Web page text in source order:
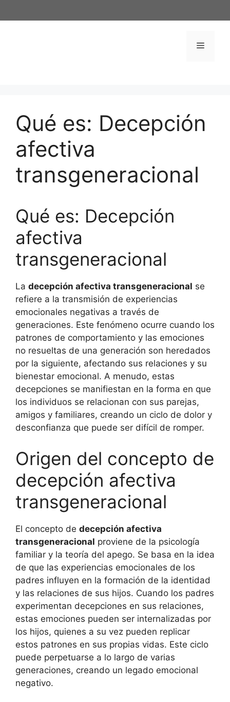
al
Menú
Qué es: Decepción
afectiva
transgeneracional
Qué es: Decepción
afectiva
transgeneracional
La decepción afectiva transgeneracional se
refiere a la transmisión de experiencias
emocionales negativas a través de
generaciones. Este fenómeno ocurre cuando los
patrones de comportamiento y las emociones
no resueltas de una generación son heredados
por la siguiente, afectando sus relaciones y su
bienestar emocional. A menudo, estas
decepciones se manifiestan en la forma en que
los individuos se relacionan con sus parejas,
amigos y familiares, creando un ciclo de dolor y
desconfianza que puede ser difícil de romper.
Origen del concepto de
decepción afectiva
transgeneracional
El concepto de decepción afectiva
transgeneracional proviene de la psicología
familiar y la teoría del apego. Se basa en la idea
de que las experiencias emocionales de los
padres influyen en la formación de la identidad
y las relaciones de sus hijos. Cuando los padres
experimentan decepciones en sus relaciones,
estas emociones pueden ser internalizadas por
los hijos, quienes a su vez pueden replicar
estos patrones en sus propias vidas. Este ciclo
puede perpetuarse a lo largo de varias
generaciones, creando un legado emocional
negativo.